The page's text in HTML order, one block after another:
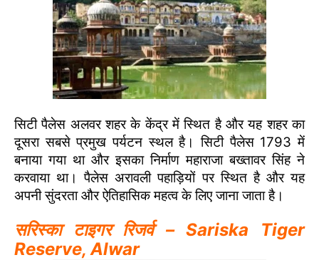
सिटी पैलेस अलवर शहर के केंद्र में स्थित है और यह शहर का
दूसरा सबसे प्रमुख पर्यटन स्थल है। सिटी पैलेस 1793 में
बनाया गया था और इसका निर्माण महाराजा बख्तावर सिंह ने
करवाया था। पैलेस अरावली पहाड़ियों पर स्थित है और यह
अपनी सुंदरता और ऐतिहासिक महत्व के लिए जाना जाता है।
सरिस्का टाइगर रिजर्व – Sariska Tiger
Reserve, Alwar